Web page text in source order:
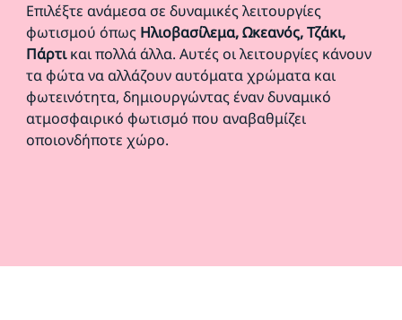
Επιλέξτε ανάμεσα σε δυναμικές λειτουργίες
φωτισμού όπως Ηλιοβασίλεμα, Ωκεανός, Τζάκι,
Πάρτικαι πολλά άλλα. Αυτές οι λειτουργίες κάνουν
τα φώτα να αλλάζουν αυτόματα χρώματα και
φωτεινότητα, δημιουργώντας έναν δυναμικό
ατμοσφαιρικό φωτισμό που αναβαθμίζει
οποιονδήποτε χώρο.